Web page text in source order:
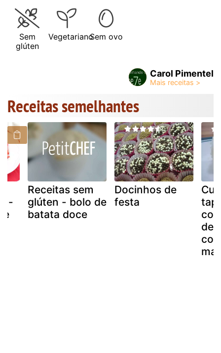
Sem
glúten
VegetarianoSem ovo
Carol Pimentel
Receitas semelhantes
-
e
Receitas sem
glúten - bolo de
batata doce
Docinhos de
festa
de